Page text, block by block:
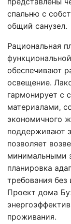
спальню с
общий санузел.
Рациональная
обеспечивают
освещение.
гармонирует с
материалами,
экономичного
поддерживают
позволяет
минимальными
планировка
требования
Проект дома
проживания.